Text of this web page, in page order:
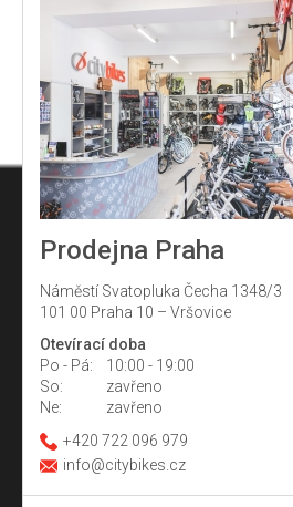
Prodejna Praha
Náměstí Svatopluka Čecha 1348/3
101 00 Praha 10 – Vršovice
Otevírací doba
Po - Pá:
10:00 - 19:00
So:
zavřeno
Ne:
zavřeno
+420 722 096 979
info@citybikes.cz